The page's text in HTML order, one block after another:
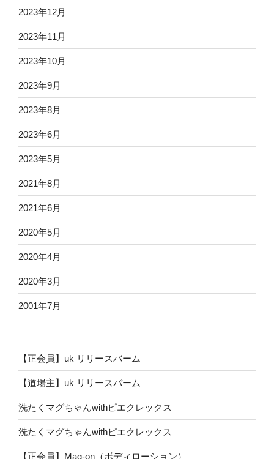
2023年12月
2023年11月
2023年10月
2023年9月
2023年8月
2023年6月
2023年5月
2021年8月
2021年6月
2020年5月
2020年4月
2020年3月
2001年7月
【正会員】uk リリースバーム
【道場主】uk リリースバーム
洗たくマグちゃんwithピエクレックス
洗たくマグちゃんwithピエクレックス
【正会員】Mag-on（ボディローション）